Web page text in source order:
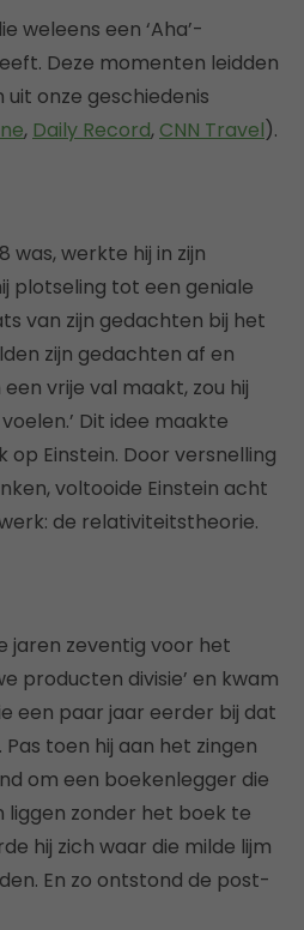
weleens een ‘Aha’-
Deze momenten leidden
onze geschiedenis
, Daily Record, CNN Travel).
was, werkte hij in zijn
plotseling tot een geniale
van zijn gedachten bij het
zijn gedachten af en
vrije val maakt, zou hij
Dit idee maakte
op Einstein. Door versnelling
voltooide Einstein acht
de relativiteitstheorie.
jaren zeventig voor het
producten divisie’ en kwam
een paar jaar eerder bij dat
toen hij aan het zingen
om een boekenlegger die
liggen zonder het boek te
hij zich waar die milde lijm
En zo ontstond de post-